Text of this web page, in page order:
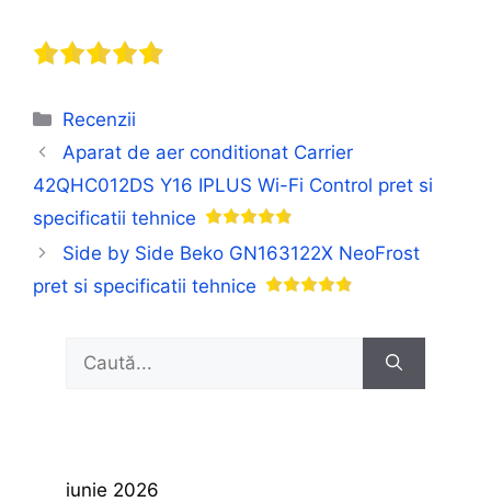
Categorii
Recenzii
Aparat de aer conditionat Carrier
42QHC012DS Y16 IPLUS Wi-Fi Control pret si
specificatii tehnice
Side by Side Beko GN163122X NeoFrost
pret si specificatii tehnice
Caută
iunie 2026